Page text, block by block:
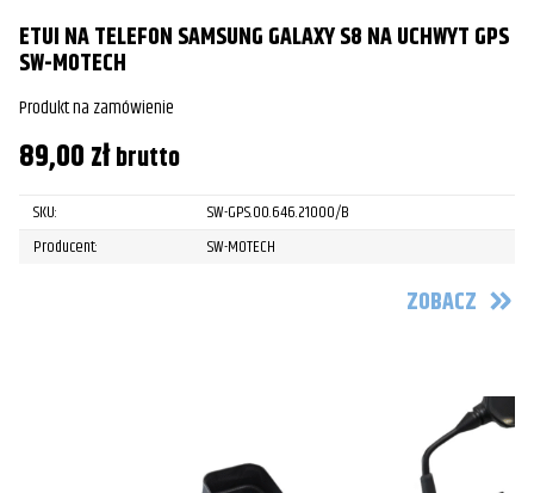
ETUI NA TELEFON SAMSUNG GALAXY S8 NA UCHWYT GPS
SW-MOTECH
Produkt na zamówienie
89,00złbrutto
SKU:
SW-GPS.00.646.21000/B
Producent:
SW-MOTECH
ZOBACZ